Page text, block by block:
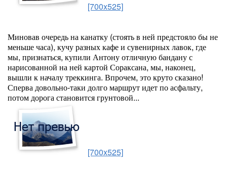
[700x525]
Миновав очередь на канатку (стоять в ней предстояло бы не
меньше часа), кучу разных кафе и сувенирных лавок, где
мы, признаться, купили Антону отличную бандану с
нарисованной на ней картой Сораксана, мы, наконец,
вышли к началу треккинга. Впрочем, это круто сказано!
Сперва довольно-таки долго маршрут идет по асфальту,
потом дорога становится грунтовой...
[700x525]